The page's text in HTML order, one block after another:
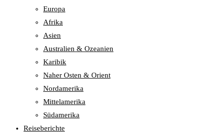
Europa
Afrika
Asien
Australien & Ozeanien
Karibik
Naher Osten & Orient
Nordamerika
Mittelamerika
Südamerika
Reiseberichte